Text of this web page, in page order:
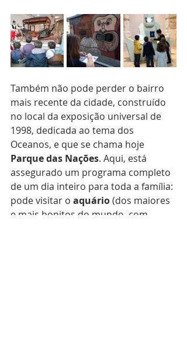
Também não pode perder o bairro
mais recente da cidade, construído
no local da exposição universal de
1998, dedicada ao tema dos
Oceanos, e que se chama hoje
Parque das Nações. Aqui, está
assegurado um programa completo
de um dia inteiro para toda a família:
pode visitar o aquário (dos maiores
e mais bonitos do mundo, com